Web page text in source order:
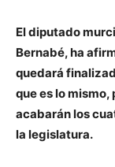
El diputado
Bernabé, ha
quedará
que es lo mismo,
acabarán los
la legislatura.